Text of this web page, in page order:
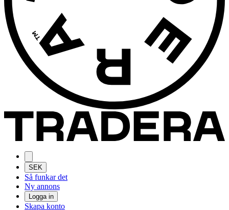
SEK
Så funkar det
Ny annons
Logga in
Skapa konto